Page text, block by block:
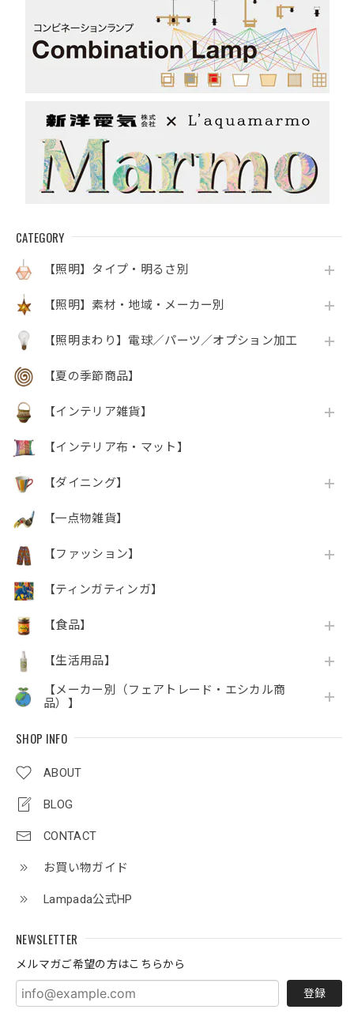
CATEGORY
【照明】タイプ・明るさ別
【照明】素材・地域・メーカー別
【照明まわり】電球／パーツ／オプション加工
【夏の季節商品】
【インテリア雑貨】
【インテリア布・マット】
【ダイニング】
【一点物雑貨】
【ファッション】
【ティンガティンガ】
【食品】
【生活用品】
【メーカー別（フェアトレード・エシカル商
品）】
SHOP INFO
ABOUT
BLOG
CONTACT
お買い物ガイド
Lampada公式HP
NEWSLETTER
メルマガご希望の方はこちらから
登録